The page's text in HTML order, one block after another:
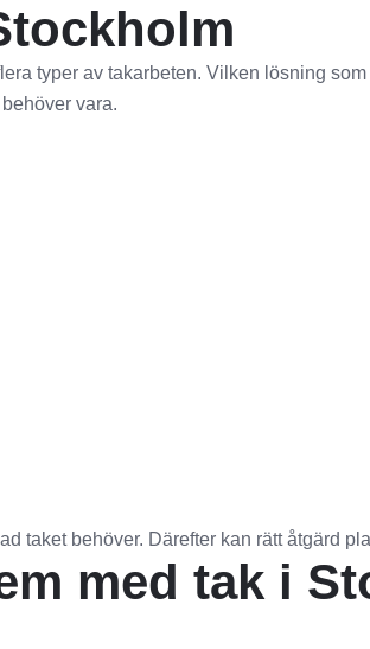
typer av takarbeten. Vilken lösning
vara.
taket behöver. Därefter kan rätt åtgärd
med tak i